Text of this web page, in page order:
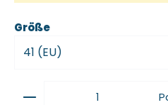
Größeauswählen
Produkt Anzahl: Gib